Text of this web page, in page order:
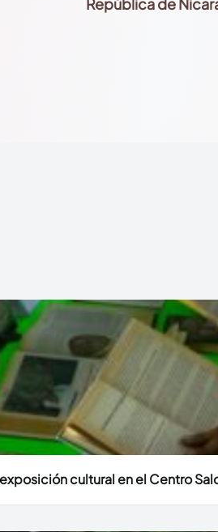
cultural en el Centro